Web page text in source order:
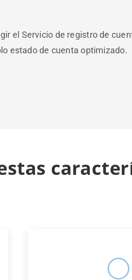
el Servicio de registro de
estado de cuenta optimizado.